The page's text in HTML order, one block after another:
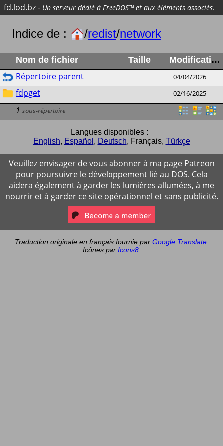
fd.lod.bz- Un serveur dédié à FreeDOS™ et aux éléments associés.
Indice de : /redist/network
Nom de fichier Taille Modification
Répertoire parent 04/04/2026
fdpget 02/16/2025
1 sous-répertoire
Langues disponibles :
English, Español , Deutsch, Français, Türkçe
Veuillez envisager de vous abonner à ma page Patreon
pour poursuivre le développement lié au DOS. Cela
aidera également à garder les lumières allumées, à me
nourrir et à garder ce site opérationnel et sans publicité.
Traduction originale en français fournie par Google Translate.
Icônes par Icons8.